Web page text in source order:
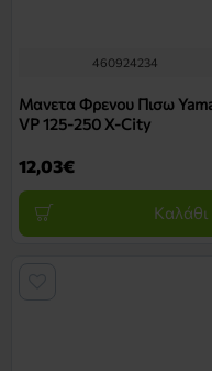
460924234
Μανετα Φρενου Πισω
VP 125-250 X-City
12,03€
Καλάθι